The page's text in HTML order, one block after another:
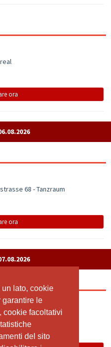
lato, cookie
garantire le
cookie facoltativi
del sito
lato, cookie
garantire le
cookie facoltativi
del sito
ora
68 - Tanzraum
ora